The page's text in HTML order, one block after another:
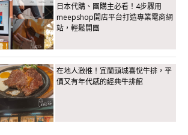
日本代購、團購主必看！4步驟用
meepshop開店平台打造專業電商網
站，輕鬆開團
在地人激推！宜蘭頭城喜悅牛排，平
價又有年代感的經典牛排館